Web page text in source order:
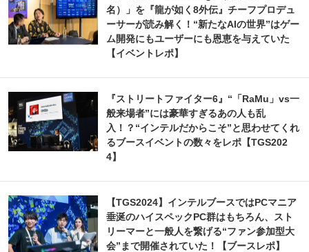
名）」を『龍が如く8外伝』チーフプロデュ
ーサーが読み解く！“新たなAIの世界”はゲー
ム開発にもユーザーにも恩恵を与えていた
【イベントレポ】
『ストリートファイター6』“「RaMu」vs一
般来場者”には豪華すぎるあの人も乱
入！？“インテルだからこそ”と思わせてくれ
るブースイベントの数々をレポ【TGS202
4】
【TGS2024】インテルブースではPCマニア
垂涎のハイスペックPC群はもちろん、スト
リーマーと一般人を繋げる“ファン参加型大
会”まで開催されていた！【ブースレポ】